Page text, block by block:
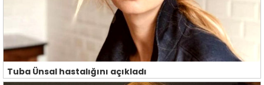
Tuba Ünsal hastalığını açıkladı